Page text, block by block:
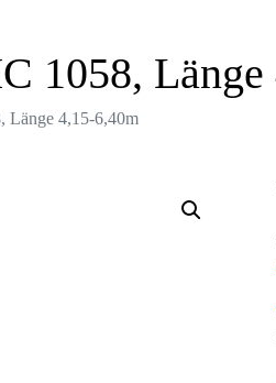
1058,
Länge 4,15-6,40m